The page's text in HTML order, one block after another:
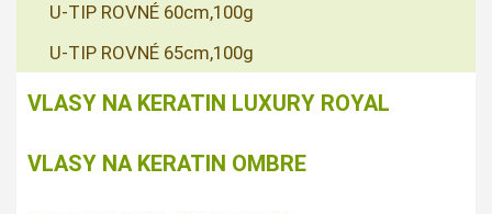
U-TIP ROVNÉ 60cm,100g
U-TIP ROVNÉ 65cm,100g
VLASY NA KERATIN LUXURY ROYAL
VLASY NA KERATIN OMBRE